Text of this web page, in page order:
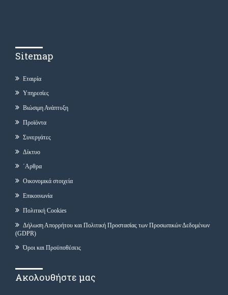
Sitemap
Εταιρία
Υπηρεσίες
Βιώσιμη Ανάπτυξη
Προϊόντα
Συνεργάτες
Δίκτυο
΄Αρθρα
Οικονομικά στοιχεία
Επικοινωνία
Πολιτική Cookies
Δήλωση Απορρήτου και Πολιτική Προστασίας των Προσωπικών Δεδομένων
(GDPR)
Όροι και Προϋποθέσεις
Ακολουθήστε μας